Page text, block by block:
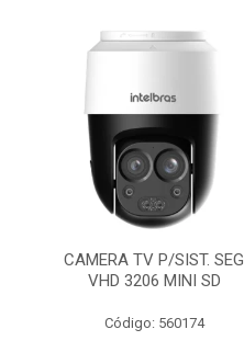
CAMERA TV P/SIST. SEG
VHD 3206 MINI SD
Código: 560174